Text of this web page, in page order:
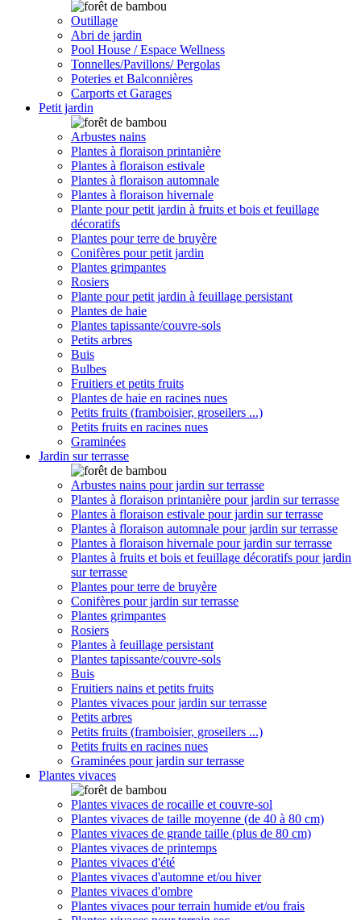
Outillage
Abri de jardin
Pool House / Espace Wellness
Tonnelles/Pavillons/ Pergolas
Poteries et Balconnières
Carports et Garages
Petit jardin
Arbustes nains
Plantes à floraison printanière
Plantes à floraison estivale
Plantes à floraison automnale
Plantes à floraison hivernale
Plante pour petit jardin à fruits et bois et feuillage
décoratifs
Plantes pour terre de bruyère
Conifères pour petit jardin
Plantes grimpantes
Rosiers
Plante pour petit jardin à feuillage persistant
Plantes de haie
Plantes tapissante/couvre-sols
Petits arbres
Buis
Bulbes
Fruitiers et petits fruits
Plantes de haie en racines nues
Petits fruits (framboisier, groseilers ...)
Petits fruits en racines nues
Graminées
Jardin sur terrasse
Arbustes nains pour jardin sur terrasse
Plantes à floraison printanière pour jardin sur terrasse
Plantes à floraison estivale pour jardin sur terrasse
Plantes à floraison automnale pour jardin sur terrasse
Plantes à floraison hivernale pour jardin sur terrasse
Plantes à fruits et bois et feuillage décoratifs pour jardin
sur terrasse
Plantes pour terre de bruyère
Conifères pour jardin sur terrasse
Plantes grimpantes
Rosiers
Plantes à feuillage persistant
Plantes tapissante/couvre-sols
Buis
Fruitiers nains et petits fruits
Plantes vivaces pour jardin sur terrasse
Petits arbres
Petits fruits (framboisier, groseilers ...)
Petits fruits en racines nues
Graminées pour jardin sur terrasse
Plantes vivaces
Plantes vivaces de rocaille et couvre-sol
Plantes vivaces de taille moyenne (de 40 à 80 cm)
Plantes vivaces de grande taille (plus de 80 cm)
Plantes vivaces de printemps
Plantes vivaces d'été
Plantes vivaces d'automne et/ou hiver
Plantes vivaces d'ombre
Plantes vivaces pour terrain humide et/ou frais